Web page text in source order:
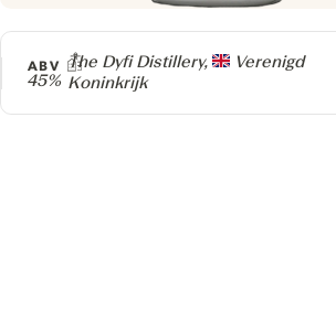
Producer
The Dyfi Distillery,
Verenigd
Koninkrijk
ABV
45%